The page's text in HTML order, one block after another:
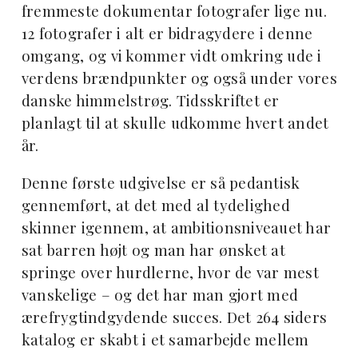
fremmeste dokumentar fotografer lige nu.
12 fotografer i alt er bidragydere i denne
omgang, og vi kommer vidt omkring ude i
verdens brændpunkter og også under vores
danske himmelstrøg. Tidsskriftet er
planlagt til at skulle udkomme hvert andet
år.
Denne første udgivelse er så pedantisk
gennemført, at det med al tydelighed
skinner igennem, at ambitionsniveauet har
sat barren højt og man har ønsket at
springe over hurdlerne, hvor de var mest
vanskelige – og det har man gjort med
ærefrygtindgydende succes. Det 264 siders
katalog er skabt i et samarbejde mellem